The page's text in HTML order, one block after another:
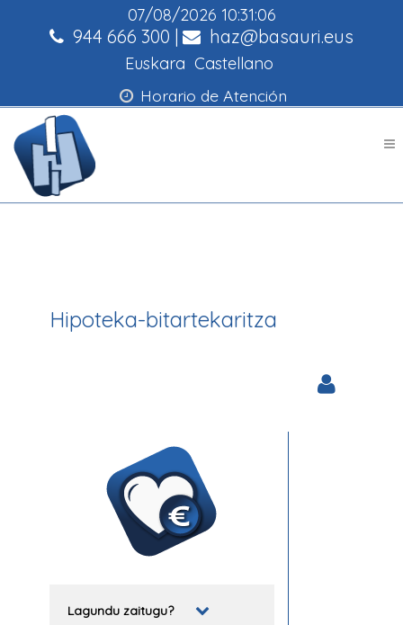
07/08/2026 10:31:06
944 666 300 | haz@basauri.eus
Euskara Castellano
Horario de Atención